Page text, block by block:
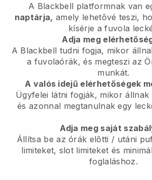
A Blackbell platformnak van
naptárja, amely lehetővé teszi,
kísérje a fuvola
Adja meg
A Blackbell tudni fogja, mikor
a fuvolaórák, és megteszi az
munkát.
A valós idejű elérhetőségek
Ügyfelei látni fogják, mikor állnak
és azonnal megtanulnak egy
Adja meg saját
Állítsa be az órák előtti / utáni
limiteket, slot limiteket és
foglaláshoz.